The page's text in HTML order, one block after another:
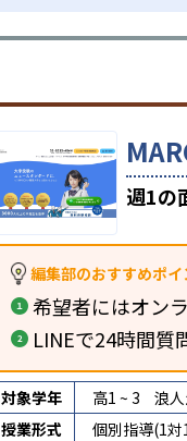
週1の
編集部のおすすめポイ
希望者にはオン
LINEで24時間質
対象学年 高1 ~ 3
浪
授業形式
個別指導(1対